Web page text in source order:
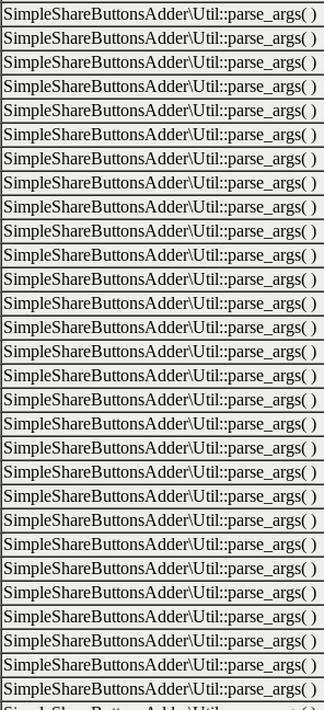
SimpleShareButtonsAdder\Util::parse_args( )
SimpleShareButtonsAdder\Util::parse_args( )
SimpleShareButtonsAdder\Util::parse_args( )
SimpleShareButtonsAdder\Util::parse_args( )
SimpleShareButtonsAdder\Util::parse_args( )
SimpleShareButtonsAdder\Util::parse_args( )
SimpleShareButtonsAdder\Util::parse_args( )
SimpleShareButtonsAdder\Util::parse_args( )
SimpleShareButtonsAdder\Util::parse_args( )
SimpleShareButtonsAdder\Util::parse_args( )
SimpleShareButtonsAdder\Util::parse_args( )
SimpleShareButtonsAdder\Util::parse_args( )
SimpleShareButtonsAdder\Util::parse_args( )
SimpleShareButtonsAdder\Util::parse_args( )
SimpleShareButtonsAdder\Util::parse_args( )
SimpleShareButtonsAdder\Util::parse_args( )
SimpleShareButtonsAdder\Util::parse_args( )
SimpleShareButtonsAdder\Util::parse_args( )
SimpleShareButtonsAdder\Util::parse_args( )
SimpleShareButtonsAdder\Util::parse_args( )
SimpleShareButtonsAdder\Util::parse_args( )
SimpleShareButtonsAdder\Util::parse_args( )
SimpleShareButtonsAdder\Util::parse_args( )
SimpleShareButtonsAdder\Util::parse_args( )
SimpleShareButtonsAdder\Util::parse_args( )
SimpleShareButtonsAdder\Util::parse_args( )
SimpleShareButtonsAdder\Util::parse_args( )
SimpleShareButtonsAdder\Util::parse_args( )
SimpleShareButtonsAdder\Util::parse_args( )